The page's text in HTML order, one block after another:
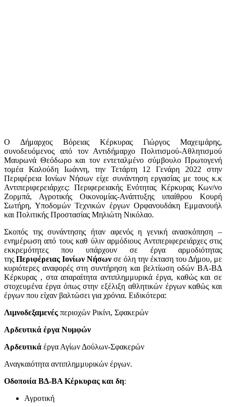
Ο Δήμαρχος Βόρειας Κέρκυρας Γιώργος Μαχειμάρης,
συνοδευόμενος από τον Αντιδήμαρχο Πολιτισμού-Αθλητισμού
Μαυρωνά Θεόδωρο και τον εντεταλμένο σύμβουλο Πρωτογενή
τομέα Καλούδη Ιωάννη, την Τετάρτη 12 Γενάρη 2022 στην
Περιφέρεια Ιονίων Νήσων είχε συνάντηση εργασίας με τους κ.κ
Αντιπεριφερειάρχες: Περιφερειακής Ενότητας Κέρκυρας Κων/νο
Ζορμπά, Αγροτικής Οικονομίας-Ανάπτυξης υπαίθρου Κουρή
Σωτήρη, Υποδομών Τεχνικών έργων Ορφανουδάκη Εμμανουήλ
και Πολιτικής Προστασίας Μηλιώτη Νικόλαο.
Σκοπός της συνάντησης ήταν αφενός η γενική ανασκόπηση –
ενημέρωση από τους καθ ύλιν αρμόδιους Αντιπεριφερειάρχες στις
εκκρεμότητες που υπάρχουν σε έργα αρμοδιότητας
της Περιφέρειας Ιονίων Νήσων σε όλη την έκταση του Δήμου, με
κυριότερες αναφορές στη συντήρηση και βελτίωση οδών ΒΑ-ΒΔ
Κέρκυρας , στα απαραίτητα αντιπλημμυρικά έργα, καθώς και σε
στοχευμένα έργα όπως στην εξέλιξη αθλητικών έργων καθώς και
έργων που είχαν βαλτώσει για χρόνια. Ειδικότερα:
Λιμνοδεξαμενές περιοχών Ρικίνι, Σφακερών
Αρδευτικά έργα Νυμφών
Αρδευτικά έργα Αγίων Δούλων-Σφακερών
Αναγκαιότητα αντιπλημμυρικών έργων.
Οδοποιία ΒΔ-ΒΑ Κέρκυρας και δη:
Αγροτική